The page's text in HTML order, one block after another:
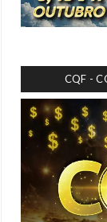
CQF -